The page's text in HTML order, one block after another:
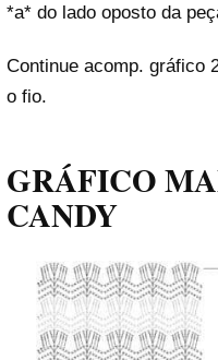
*a* do lado oposto da
Continue acomp. gráfico
o fio.
GRÁFICO
CANDY